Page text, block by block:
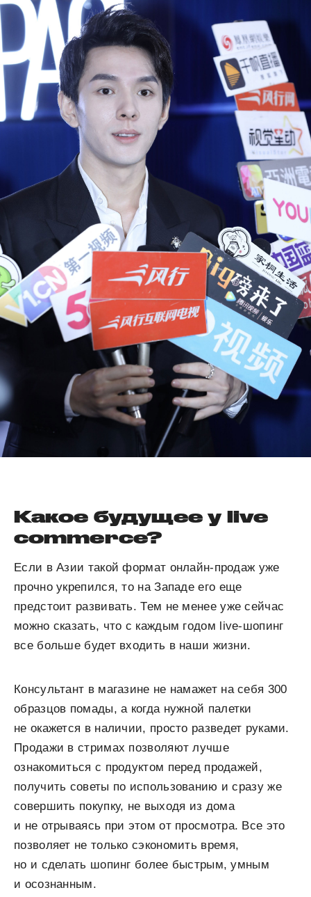
Какое будущее у live
commerce?
Если в Азии такой формат онлайн-продаж уже
прочно укрепился, то на Западе его еще
предстоит развивать. Тем не менее уже сейчас
можно сказать, что с каждым годом live-шопинг
все больше будет входить в наши жизни.
Консультант в магазине не намажет на себя 300
образцов помады, а когда нужной палетки
не окажется в наличии, просто разведет руками.
Продажи в стримах позволяют лучше
ознакомиться с продуктом перед продажей,
получить советы по использованию и сразу же
совершить покупку, не выходя из дома
и не отрываясь при этом от просмотра. Все это
позволяет не только сэкономить время,
но и сделать шопинг более быстрым, умным
и осознанным.